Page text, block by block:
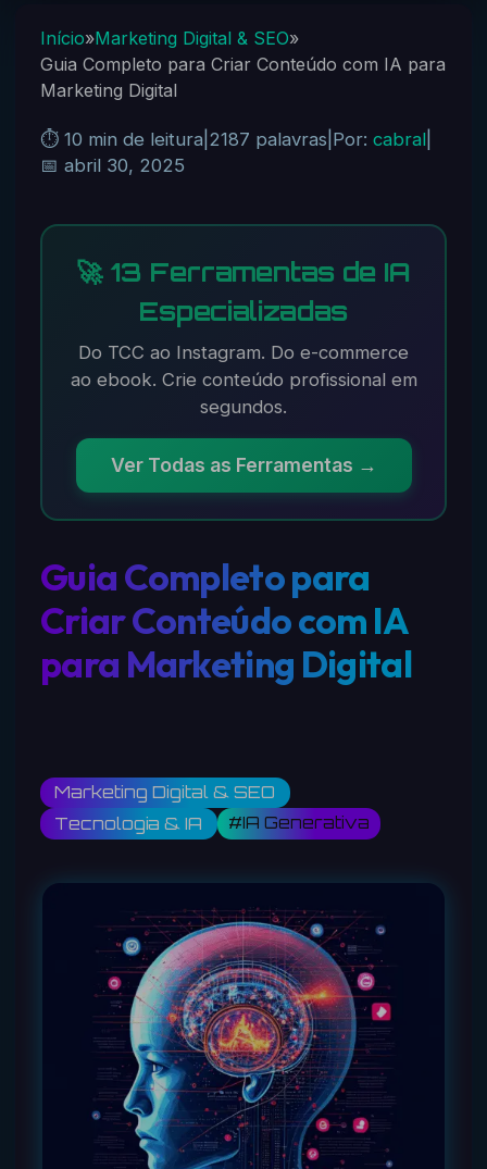
Início»Marketing Digital & SEO»
Guia Completo para Criar Conteúdo com IA para
Marketing Digital
⏱️ 10 min de leitura 2187 palavras Por: cabral|
📅 abril 30, 2025
🚀 13 Ferramentas de IA
Especializadas
Do TCC ao Instagram. Do e-commerce
ao ebook. Crie conteúdo profissional em
segundos.
Ver Todas as Ferramentas →
Guia Completo para
Criar Conteúdo com IA
para Marketing Digital
Marketing Digital & SEO
Tecnologia & IA
#IA Generativa